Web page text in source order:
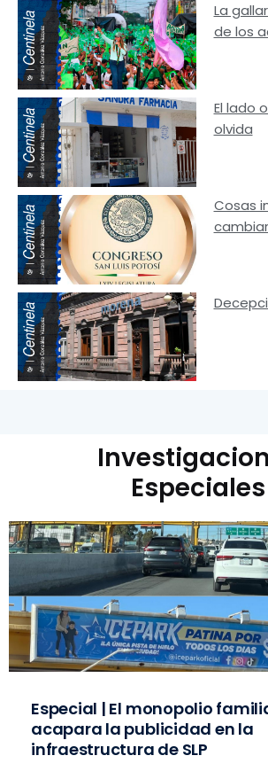
La
de los
El lado
olvida
Cosas
cambiar
Especiales
Especial | El monopolio
acapara la publicidad en la
infraestructura de SLP